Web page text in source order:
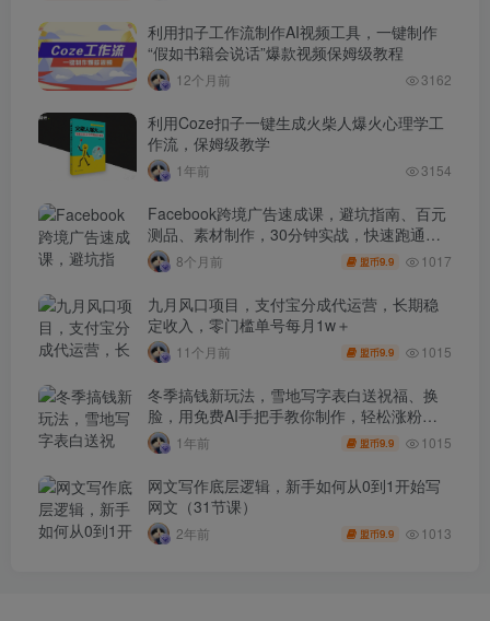
利用扣子工作流制作AI视频工具，一键制作
“假如书籍会说话”爆款视频保姆级教程
12个月前 3162
利用Coze扣子一键生成火柴人爆火心理学工
作流，保姆级教学
1年前 3154
Facebook跨境广告速成课，避坑指南、百元
测品、素材制作，30分钟实战，快速跑通首
单出单8个月前 盟币9.9 1017
九月风口项目，支付宝分成代运营，长期稳
定收入，零门槛单号每月1w＋
11个月前 盟币9.9 1015
冬季搞钱新玩法，雪地写字表白送祝福、换
脸，用免费AI手把手教你制作，轻松涨粉
3.5w，接单到手软
1年前 盟币9.9 1015
网文写作底层逻辑，新手如何从0到1开始写
网文（31节课）
2年前 盟币9.9 1013